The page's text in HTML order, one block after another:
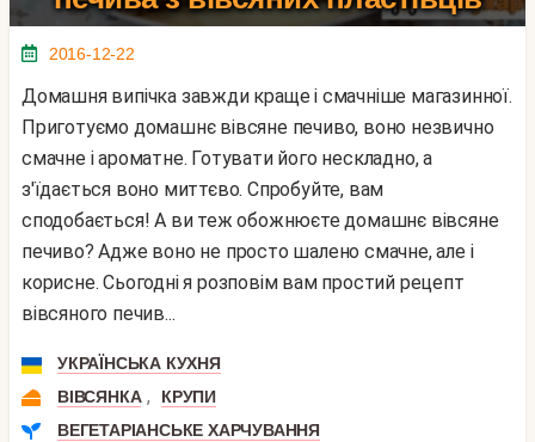
2016-12-22
Домашня випічка завжди краще і смачніше магазинної.
Приготуємо домашнє вівсяне печиво, воно незвично
смачне і ароматне. Готувати його нескладно, а
з'їдається воно миттєво. Спробуйте, вам
сподобається! А ви теж обожнюєте домашнє вівсяне
печиво? Адже воно не просто шалено смачне, але і
корисне. Сьогодні я розповім вам простий рецепт
вівсяного печив...
УКРАЇНСЬКА КУХНЯ
ВІВСЯНКА ,
КРУПИ
ВЕГЕТАРІАНСЬКЕ ХАРЧУВАННЯ